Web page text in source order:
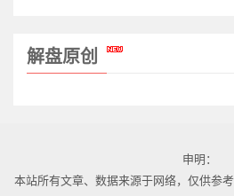
解盘原创
申明：
本站所有文章、数据来源于网络，仅供参